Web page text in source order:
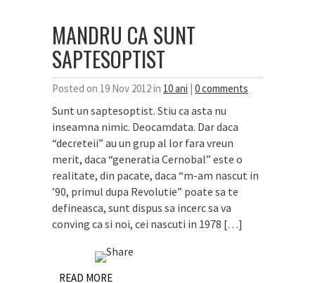
MANDRU CA SUNT
SAPTESOPTIST
Posted on 19 Nov 2012 in 10 ani | 0 comments
Sunt un saptesoptist. Stiu ca asta nu
inseamna nimic. Deocamdata. Dar daca
“decreteii” au un grup al lor fara vreun
merit, daca “generatia Cernobal” este o
realitate, din pacate, daca “m-am nascut in
’90, primul dupa Revolutie” poate sa te
defineasca, sunt dispus sa incerc sa va
conving ca si noi, cei nascuti in 1978 […]
READ MORE